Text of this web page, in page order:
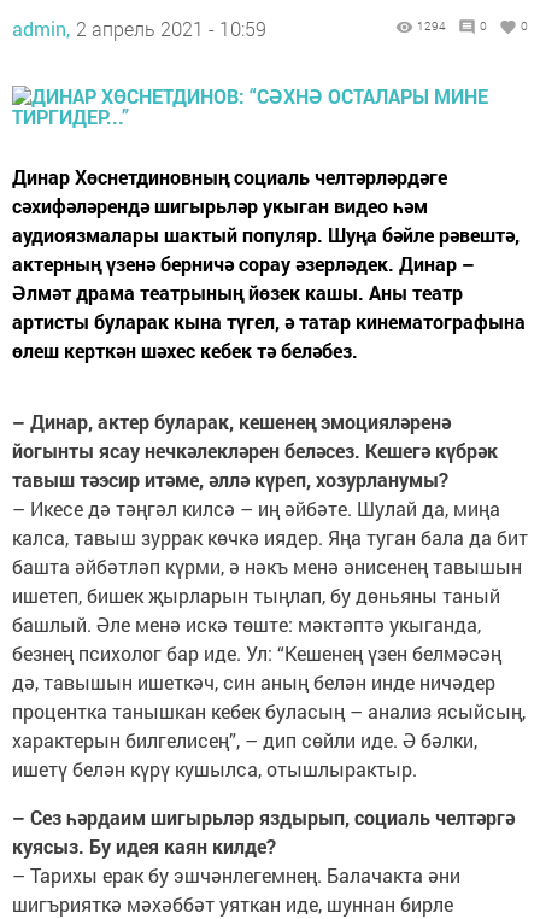
admin, 2 апрель 2021 - 10:59 1294 0 0
Динар Хөснетдиновның социаль челтәрләрдәге
сәхифәләрендә шигырьләр укыган видео һәм
аудиоязмалары шактый популяр. Шуңа бәйле рәвештә,
актерның үзенә берничә сорау әзерләдек. Динар –
Әлмәт драма театрының йөзек кашы. Аны театр
артисты буларак кына түгел, ә татар кинематографына
өлеш керткән шәхес кебек тә беләбез.
– Динар, актер буларак, кешенең эмоцияләренә
йогынты ясау нечкәлекләрен беләсез. Кешегә күбрәк
тавыш тәэсир итәме, әллә күреп, хозурланумы?
– Икесе дә тәңгәл килсә – иң әйбәте. Шулай да, миңа
калса, тавыш зуррак көчкә иядер. Яңа туган бала да бит
башта әйбәтләп күрми, ә нәкъ менә әнисенең тавышын
ишетеп, бишек җырларын тыңлап, бу дөньяны таный
башлый. Әле менә искә төште: мәктәптә укыганда,
безнең психолог бар иде. Ул: “Кешенең үзен белмәсәң
дә, тавышын ишеткәч, син аның белән инде ничәдер
процентка танышкан кебек буласың – анализ ясыйсың,
характерын билгелисең”, – дип сөйли иде. Ә бәлки,
ишетү белән күрү кушылса, отышлырактыр.
– Сез һәрдаим шигырьләр яздырып, социаль челтәргә
куясыз. Бу идея каян килде?
– Тарихы ерак бу эшчәнлегемнең. Балачакта әни
шигърияткә мәхәббәт уяткан иде, шуннан бирле